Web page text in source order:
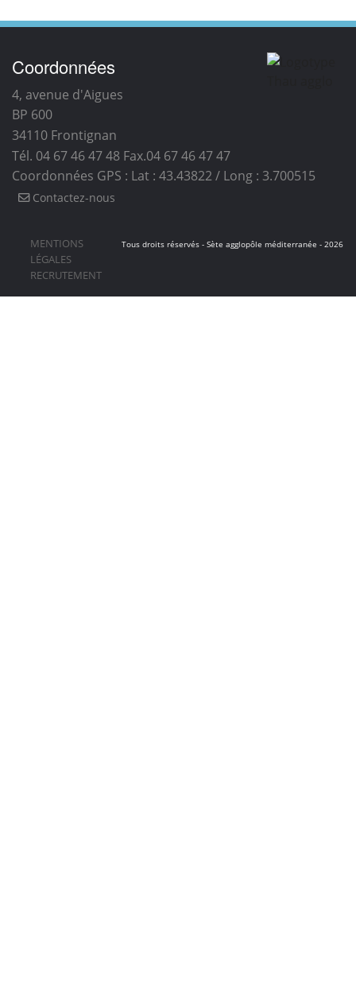
Coordonnées
4, avenue d'Aigues
BP 600
34110 Frontignan
Tél. 04 67 46 47 48 Fax.04 67 46 47 47
Coordonnées GPS : Lat : 43.43822 / Long : 3.700515
Contactez-nous
Tous droits réservés - Sète agglopôle méditerranée - 2026
MENTIONS
LÉGALES
RECRUTEMENT